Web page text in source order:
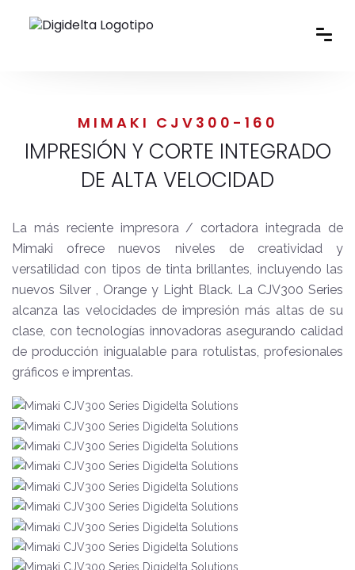
MIMAKI CJV300-160
IMPRESIÓN Y CORTE INTEGRADO
DE ALTA VELOCIDAD
La más reciente impresora / cortadora integrada de
Mimaki ofrece nuevos niveles de creatividad y
versatilidad con tipos de tinta brillantes, incluyendo las
nuevos Silver , Orange y Light Black. La CJV300 Series
alcanza las velocidades de impresión más altas de su
clase, con tecnologías innovadoras asegurando calidad
de producción inigualable para rotulistas, profesionales
gráficos e imprentas.